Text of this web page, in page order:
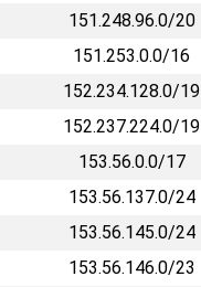
151.248.96.0/20
151.253.0.0/16
152.234.128.0/19
152.237.224.0/19
153.56.0.0/17
153.56.137.0/24
153.56.145.0/24
153.56.146.0/23